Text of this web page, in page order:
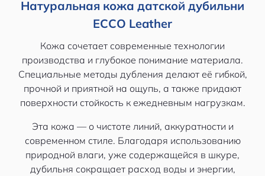
Натуральная кожа датской дубильни
ECCO Leather
Кожа сочетает современные технологии
производства и глубокое понимание материала.
Специальные методы дубления делают её гибкой,
прочной и приятной на ощупь, а также придают
поверхности стойкость к ежедневным нагрузкам.
Эта кожа — о чистоте линий, аккуратности и
современном стиле. Благодаря использованию
природной влаги, уже содержащейся в шкуре,
дубильня сокращает расход воды и энергии,